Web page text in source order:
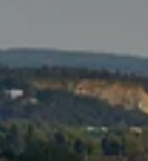
PRAHA UDRŽITELNÁ
PRAŽSKÉ STAVEBNÍ PŘEDPISY